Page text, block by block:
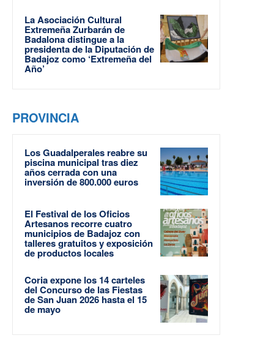
La Asociación Cultural
Extremeña Zurbarán de
Badalona distingue a la
presidenta de la Diputación de
Badajoz como ‘Extremeña del
Año’
PROVINCIA
Los Guadalperales reabre su
piscina municipal tras diez
años cerrada con una
inversión de 800.000 euros
El Festival de los Oficios
Artesanos recorre cuatro
municipios de Badajoz con
talleres gratuitos y exposición
de productos locales
Coria expone los 14 carteles
del Concurso de las Fiestas
de San Juan 2026 hasta el 15
de mayo